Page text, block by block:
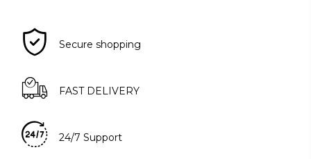
Secure shopping
FAST DELIVERY
24/7 Support